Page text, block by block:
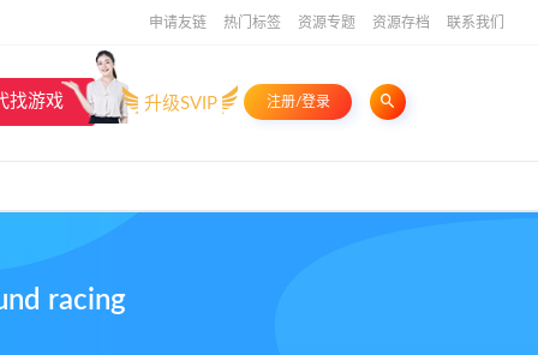
申请友链 热门标签 资源专题 资源存档 联系我们
找游戏 升级SVIP 注册/登录
racing